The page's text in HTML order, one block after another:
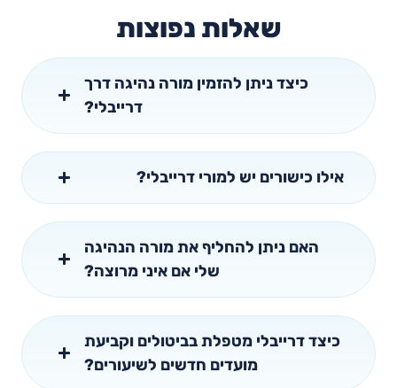
שאלות נפוצות
כיצד ניתן להזמין מורה נהיגה דרך
דרייבלי?
אילו כישורים יש למורי דרייבלי?
האם ניתן להחליף את מורה הנהיגה
שלי אם איני מרוצה?
כיצד דרייבלי מטפלת בביטולים וקביעת
מועדים חדשים לשיעורים?